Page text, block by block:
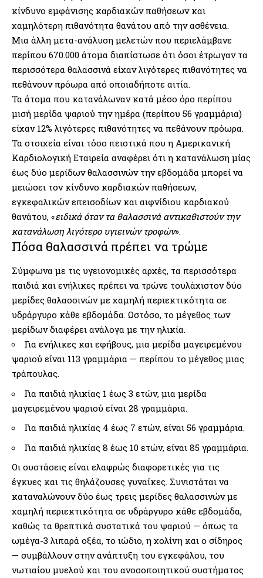
κίνδυνο εμφάνισης καρδιακών παθήσεων και
χαμηλότερη πιθανότητα θανάτου από την ασθένεια.
Μια άλλη μετα-ανάλυση μελετών που περιελάμβανε
περίπου 670.000 άτομα διαπίστωσε ότι όσοι έτρωγαν τα
περισσότερα θαλασσινά είχαν λιγότερες πιθανότητες να
πεθάνουν πρόωρα από οποιαδήποτε αιτία.
Τα άτομα που κατανάλωναν κατά μέσο όρο περίπου
μισή μερίδα ψαριού την ημέρα (περίπου 56 γραμμάρια)
είχαν 12% λιγότερες πιθανότητες να πεθάνουν πρόωρα.
Τα στοιχεία είναι τόσο πειστικά που η Αμερικανική
Καρδιολογική Εταιρεία αναφέρει ότι η κατανάλωση μίας
έως δύο μερίδων θαλασσινών την εβδομάδα μπορεί να
μειώσει τον κίνδυνο καρδιακών παθήσεων,
εγκεφαλικών επεισοδίων και αιφνίδιου καρδιακού
θανάτου, «ειδικά όταν τα θαλασσινά αντικαθιστούν την
κατανάλωση λιγότερο υγιεινών τροφών».
Πόσα θαλασσινά πρέπει να τρώμε
Σύμφωνα με τις υγειονομικές αρχές, τα περισσότερα
παιδιά και ενήλικες πρέπει να τρώνε τουλάχιστον δύο
μερίδες θαλασσινών με χαμηλή περιεκτικότητα σε
υδράργυρο κάθε εβδομάδα. Ωστόσο, το μέγεθος των
μερίδων διαφέρει ανάλογα με την ηλικία.
Για ενήλικες και εφήβους, μια μερίδα μαγειρεμένου
ψαριού είναι 113 γραμμάρια — περίπου το μέγεθος μιας
τράπουλας.
Για παιδιά ηλικίας 1 έως 3 ετών, μια μερίδα
μαγειρεμένου ψαριού είναι 28 γραμμάρια.
Για παιδιά ηλικίας 4 έως 7 ετών, είναι 56 γραμμάρια.
Για παιδιά ηλικίας 8 έως 10 ετών, είναι 85 γραμμάρια.
Οι συστάσεις είναι ελαφρώς διαφορετικές για τις
έγκυες και τις θηλάζουσες γυναίκες. Συνιστάται να
καταναλώνουν δύο έως τρεις μερίδες θαλασσινών με
χαμηλή περιεκτικότητα σε υδράργυρο κάθε εβδομάδα,
καθώς τα θρεπτικά συστατικά του ψαριού — όπως τα
ωμέγα-3 λιπαρά οξέα, το ιώδιο, η χολίνη και ο σίδηρος
— συμβάλλουν στην ανάπτυξη του εγκεφάλου, του
νωτιαίου μυελού και του ανοσοποιητικού συστήματος